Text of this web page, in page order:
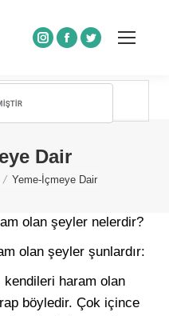
Instagram
Facebook
Twitter
Dair
Yeme-İçmeye Dair
olan şeyler nelerdir?
olan şeyler şunlardır:
kendileri haram olan
böyledir. Çok içince